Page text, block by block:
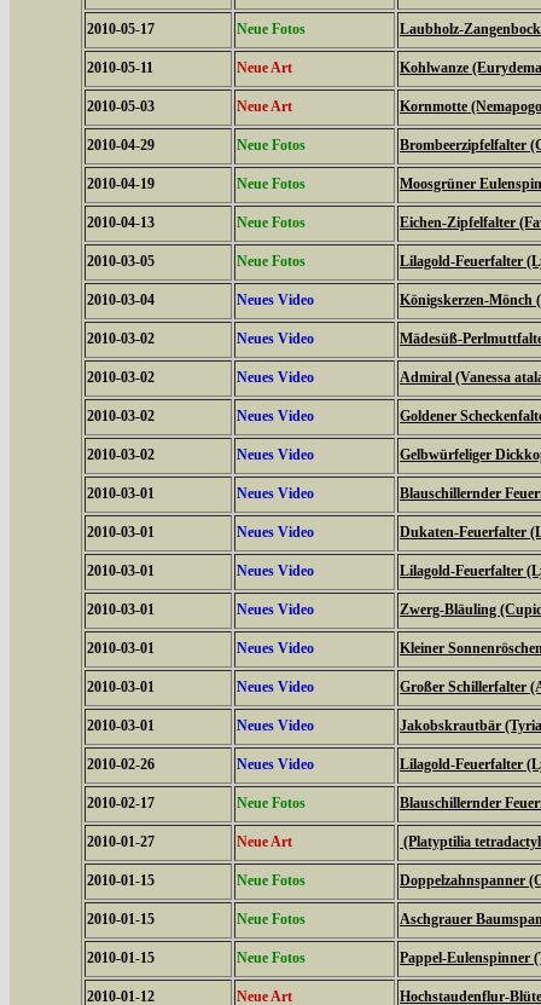
2010-05-17 Neue Fotos Laubholz-
2010-05-11 Neue Art Kohlwanze
2010-05-03 Neue Art Kornmotte
2010-04-29 Neue Fotos Brombeerzipfelfalter
2010-04-19 Neue Fotos Moosgrüner
2010-04-13 Neue Fotos Eichen-Zipfelfalter
2010-03-05 Neue Fotos Lilagold-Feuerfalter
2010-03-04 Neues Video Königskerzen-Mönch
2010-03-02 Neues Video Mädesüß-
2010-03-02 Neues Video Admiral (Vanessa
2010-03-02 Neues Video Goldener
2010-03-02 Neues Video Gelbwürfeliger
2010-03-01 Neues Video Blauschillernder
2010-03-01 Neues Video Dukaten-Feuerfalter
2010-03-01 Neues Video Lilagold-Feuerfalter
2010-03-01 Neues Video Zwerg-Bläuling
2010-03-01 Neues Video Kleiner
2010-03-01 Neues Video Großer Schillerfalter
2010-03-01 Neues Video Jakobskrautbär (Tyria
2010-02-26 Neues Video Lilagold-Feuerfalter
2010-02-17 Neue Fotos Blauschillernder
2010-01-27 Neue Art (Platyptilia
2010-01-15 Neue Fotos Doppelzahnspanner
2010-01-15 Neue Fotos Aschgrauer
2010-01-15 Neue Fotos Pappel-Eulenspinner
2010-01-12 Neue Art Hochstaudenflur-